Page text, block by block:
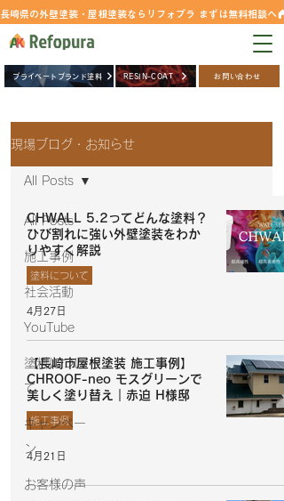
プライベートブランド塗料 RESIN-COAT お問い合わせ
長崎県の外壁塗装・屋根塗装ならリフォプラ まずは無料相談へ
現場ブログ・お知らせ
All Posts
施工事例
社会活動
YouTube
塗料につい
て
キャンペー
ン
お客様の声
All Posts
CHWALL 5.2ってどんな塗料？
ひび割れに強い外壁塗装をわか
りやすく解説
塗料について
4月27日
【長崎市屋根塗装 施工事例】
CHROOF-neo モスグリーンで
美しく塗り替え｜赤迫 H様邸
施工事例
4月21日